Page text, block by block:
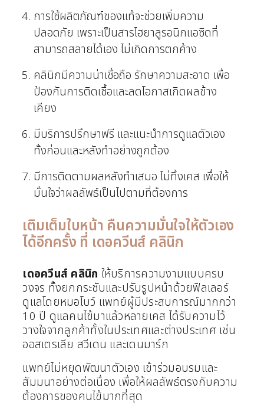
การใช้ผลิตภัณฑ์ของแท้จะช่วยเพิ่มความ
ปลอดภัย เพราะเป็นสารไฮยาลูรอนิกแอซิดที่
สามารถสลายได้เอง ไม่เกิดการตกค้าง
คลินิกมีความน่าเชื่อถือ รักษาความสะอาด เพื่อ
ป้องกันการติดเชื้อและลดโอกาสเกิดผลข้าง
เคียง
มีบริการปรึกษาฟรี และแนะนำการดูแลตัวเอง
ทั้งก่อนและหลังทำอย่างถูกต้อง
มีการติดตามผลหลังทำเสมอ ไม่ทิ้งเคส เพื่อให้
มั่นใจว่าผลลัพธ์เป็นไปตามที่ต้องการ
เติมเต็มใบหน้า คืนความมั่นใจให้ตัวเอง
ได้อีกครั้ง ที่ เดอควีนส์ คลินิก
เดอควีนส์ คลินิก ให้บริการความงามแบบครบ
วงจร ทั้งยกกระชับและปรับรูปหน้าด้วยฟิลเลอร์
ดูแลโดยหมอโบว์ แพทย์ผู้มีประสบการณ์มากกว่า
10 ปี ดูแลคนไข้มาแล้วหลายเคส ได้รับความไว้
วางใจจากลูกค้าทั้งในประเทศและต่างประเทศ เช่น
ออสเตรเลีย สวีเดน และเดนมาร์ก
แพทย์ไม่หยุดพัฒนาตัวเอง เข้าร่วมอบรมและ
สัมมนาอย่างต่อเนื่อง เพื่อให้ผลลัพธ์ตรงกับความ
ต้องการของคนไข้มากที่สุด